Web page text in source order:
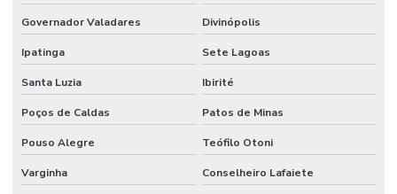
Filtro Hidráulico
Fornecedor De Anel Guia De Nylon Em Mg
Fornecedor De Anel Quadrado De Borracha Tefo
Fornecedor De Cabo De Acionamento Para Máquinas
Governador Valadares Divinópolis
Ipatinga Sete Lagoas
Santa Luzia Ibirité
Poços de Caldas Patos de Minas
Pouso Alegre Teófilo Otoni
Varginha Conselheiro Lafaiete